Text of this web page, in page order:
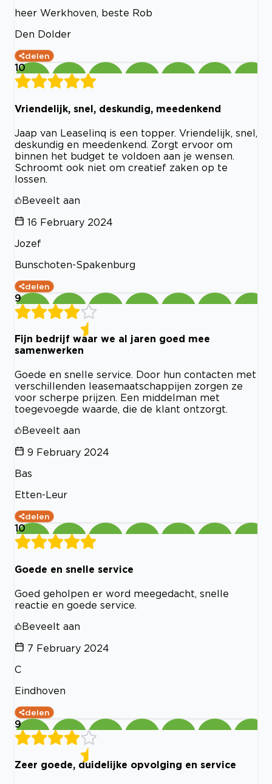
heer Werkhoven, beste Rob
Den Dolder
delen
10
Vriendelijk, snel, deskundig, meedenkend
Jaap van Leaselinq is een topper. Vriendelijk, snel,
deskundig en meedenkend. Zorgt ervoor om
binnen het budget te voldoen aan je wensen.
Schroomt ook niet om creatief zaken op te
lossen.
Beveelt aan
16 February 2024
Jozef
Bunschoten-Spakenburg
delen
9
Fijn bedrijf waar we al jaren goed mee
samenwerken
Goede en snelle service. Door hun contacten met
verschillenden leasemaatschappijen zorgen ze
voor scherpe prijzen. Een middelman met
toegevoegde waarde, die de klant ontzorgt.
Beveelt aan
9 February 2024
Bas
Etten-Leur
delen
10
Goede en snelle service
Goed geholpen er word meegedacht, snelle
reactie en goede service.
Beveelt aan
7 February 2024
C
Eindhoven
delen
9
Zeer goede, duidelijke opvolging en service